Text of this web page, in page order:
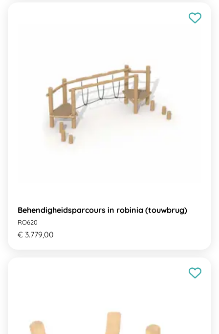
Behendigheidsparcours in robinia (touwbrug)
RO620
€ 3.779,00